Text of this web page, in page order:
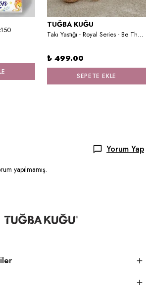
TUĞBA KUĞU
Takı Yastığı - Royal Series - Be The Rainbow
₺ 499.00
SEPETE EKLE
Yorum Yap
yapılmamış.